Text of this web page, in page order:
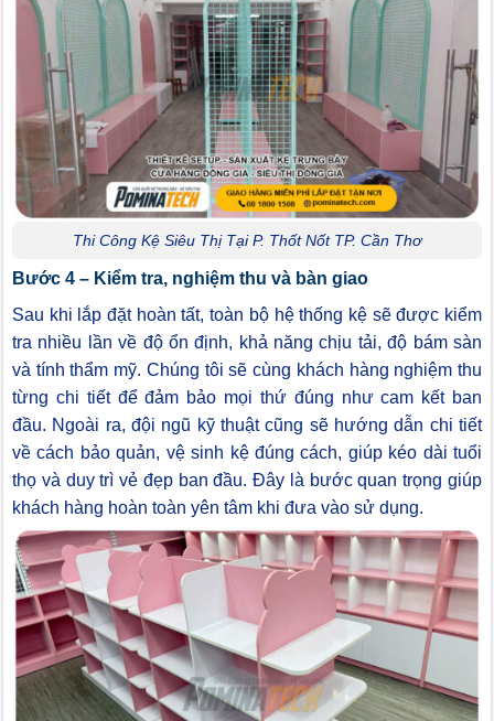
Thi Công Kệ Siêu Thị Tại P. Thốt Nốt TP. Cần Thơ
Bước 4 – Kiểm tra, nghiệm thu và bàn giao
Sau khi lắp đặt hoàn tất, toàn bộ hệ thống kệ sẽ được kiểm
tra nhiều lần về độ ổn định, khả năng chịu tải, độ bám sàn
và tính thẩm mỹ. Chúng tôi sẽ cùng khách hàng nghiệm thu
từng chi tiết để đảm bảo mọi thứ đúng như cam kết ban
đầu. Ngoài ra, đội ngũ kỹ thuật cũng sẽ hướng dẫn chi tiết
về cách bảo quản, vệ sinh kệ đúng cách, giúp kéo dài tuổi
thọ và duy trì vẻ đẹp ban đầu. Đây là bước quan trọng giúp
khách hàng hoàn toàn yên tâm khi đưa vào sử dụng.